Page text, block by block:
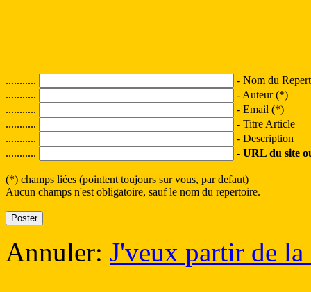
...........
- Nom du
...........
- Auteur (*)
...........
- Email (*)
...........
- Titre Article
...........
- Description
...........
- URL du site
(*) champs liées (pointent toujours sur vous, par defaut)
Aucun champs n'est obligatoire, sauf le nom du repertoire.
Annuler: J'veux partir de